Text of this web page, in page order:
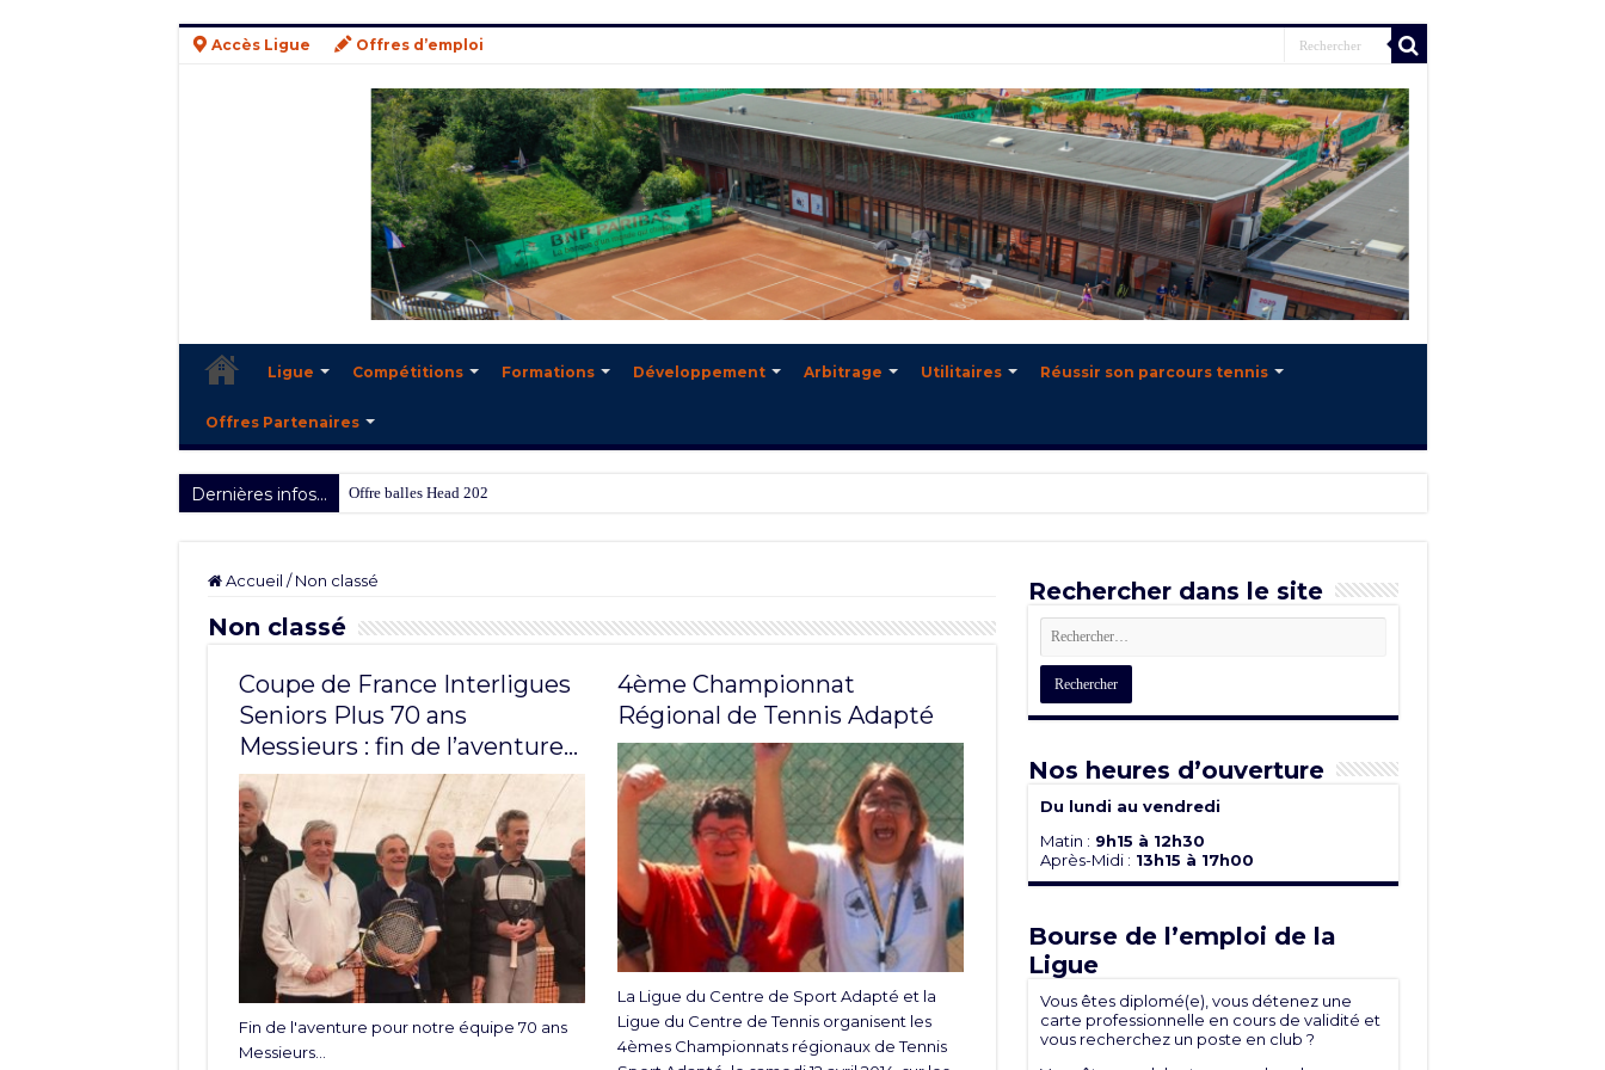
Accès Ligue Offres d’emploi
Ligue Compétitions Formations Développement Arbitrage Utilitaires Réussir son parcours tennis
Offres Partenaires
Dernières infos... Offre balles Head 2025/2026
Accueil / Non classé
Non classé
Coupe de France Interligues
Seniors Plus 70 ans
Messieurs : fin de l’aventure…
Fin de l'aventure pour notre équipe 70 ans
Messieurs...
4ème Championnat
Régional de Tennis Adapté
La Ligue du Centre de Sport Adapté et la
Ligue du Centre de Tennis organisent les
4èmes Championnats régionaux de Tennis
Rechercher dans le site
Nos heures d’ouverture
Du lundi au vendredi
Matin : 9h15 à 12h30
Après-Midi : 13h15 à 17h00
Bourse de l’emploi de la
Ligue
Vous êtes diplomé(e), vous détenez une
carte professionnelle en cours de validité et
vous recherchez un poste en club ?